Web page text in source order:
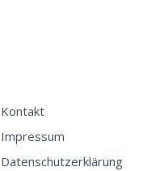
Kontakt
Impressum
Datenschutzerklärung